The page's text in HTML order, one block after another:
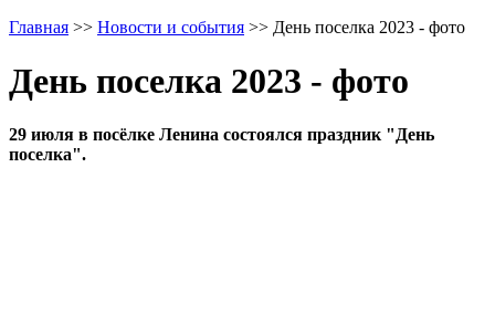
Главная >> Новости и события >> День поселка 2023 - фото
День поселка 2023 - фото
29 июля в посёлке Ленина состоялся праздник "День
поселка".